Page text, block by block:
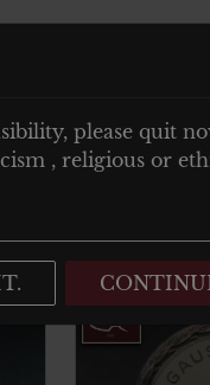
please quit
, religious or